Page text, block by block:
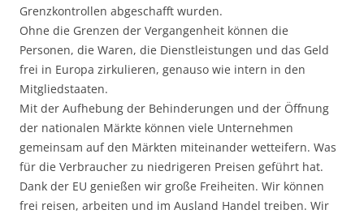
Grenzkontrollen abgeschafft wurden.
Ohne die Grenzen der Vergangenheit können die
Personen, die Waren, die Dienstleistungen und das Geld
frei in Europa zirkulieren, genauso wie intern in den
Mitgliedstaaten.
Mit der Aufhebung der Behinderungen und der Öffnung
der nationalen Märkte können viele Unternehmen
gemeinsam auf den Märkten miteinander wetteifern. Was
für die Verbraucher zu niedrigeren Preisen geführt hat.
Dank der EU genießen wir große Freiheiten. Wir können
frei reisen, arbeiten und im Ausland Handel treiben. Wir